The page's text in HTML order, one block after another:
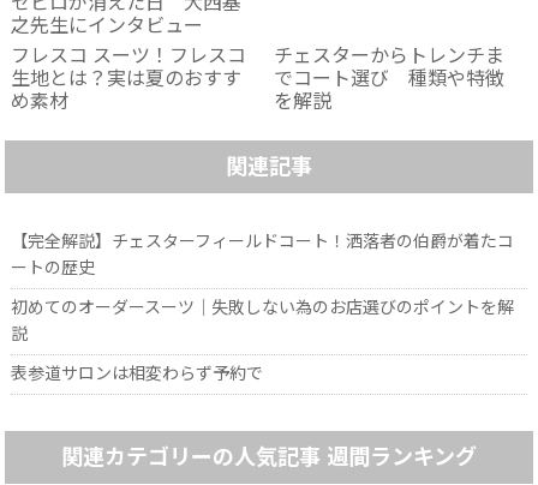
セビロが消えた日 大西基
之先生にインタビュー
フレスコ スーツ！フレスコ
生地とは？実は夏のおすす
め素材
チェスターからトレンチま
でコート選び 種類や特徴
を解説
関連記事
【完全解説】チェスターフィールドコート！洒落者の伯爵が着たコ
ートの歴史
初めてのオーダースーツ│失敗しない為のお店選びのポイントを解
説
表参道サロンは相変わらず予約で
関連カテゴリーの人気記事 週間ランキング